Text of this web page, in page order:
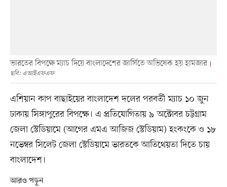
ভারতের বিপক্ষে ম্যাচ দিয়ে বাংলাদেশের জার্সিতে অভিষেক হয় হামজার
ছবি: এআইএফএফ
এশিয়ান কাপ বাছাইয়ের বাংলাদেশ দলের পরবর্তী ম্যাচ ১০ জুন
ঢাকায় সিঙ্গাপুরের বিপক্ষে। এ প্রতিযোগিতায় ৯ অক্টোবর চট্টগ্রাম
জেলা স্টেডিয়ামে (আগের এমএ আজিজ স্টেডিয়াম) হংকংকে ও ১৮
নভেম্বর সিলেট জেলা স্টেডিয়ামে ভারতকে আতিথেয়তা দিতে চায়
বাংলাদেশ।
আরও পড়ুন